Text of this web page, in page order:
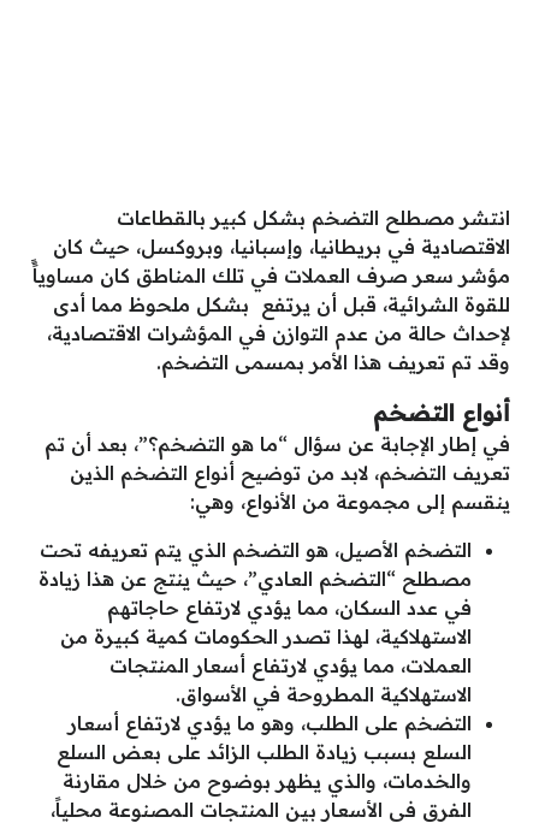
انتشر مصطلح التضخم بشكل كبير بالقطاعات
الاقتصادية في بريطانيا، وإسبانيا، وبروكسل، حيث كان
مؤشر سعر صرف العملات في تلك المناطق كان مساوياًً
للقوة الشرائية، قبل أن يرتفع بشكل ملحوظ مما أدى
لإحداث حالة من عدم التوازن في المؤشرات الاقتصادية،
وقد تم تعريف هذا الأمر بمسمى التضخم.
أنواع التضخم
في إطار الإجابة عن سؤال “ما هو التضخم؟”، بعد أن تم
تعريف التضخم، لابد من توضيح أنواع التضخم الذين
ينقسم إلى مجموعة من الأنواع، وهي:
التضخم الأصيل، هو التضخم الذي يتم تعريفه تحت
مصطلح “التضخم العادي”، حيث ينتج عن هذا زيادة
في عدد السكان، مما يؤدي لارتفاع حاجاتهم
الاستهلاكية، لهذا تصدر الحكومات كمية كبيرة من
العملات، مما يؤدي لارتفاع أسعار المنتجات
الاستهلاكية المطروحة في الأسواق.
التضخم على الطلب، وهو ما يؤدي لارتفاع أسعار
السلع بسبب زيادة الطلب الزائد على بعض السلع
والخدمات، والذي يظهر بوضوح من خلال مقارنة
الفرق في الأسعار بين المنتجات المصنوعة محلياً،